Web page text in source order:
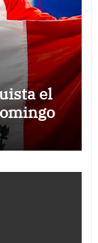
el